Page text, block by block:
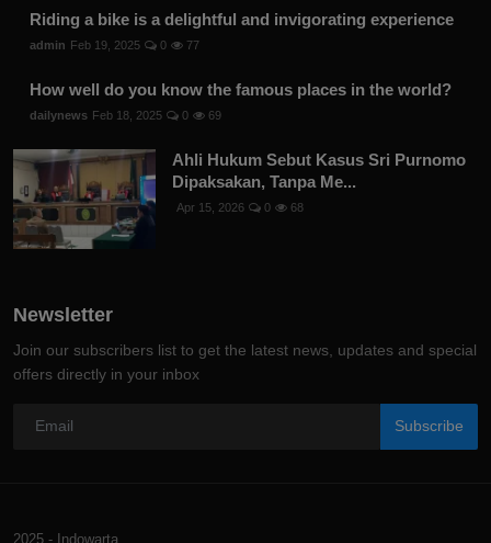
Riding a bike is a delightful and invigorating experience
admin Feb 19, 2025 0 77
How well do you know the famous places in the world?
dailynews Feb 18, 2025 0 69
Ahli Hukum Sebut Kasus Sri Purnomo
Dipaksakan, Tanpa Me...
Apr 15, 2026 0 68
Newsletter
Join our subscribers list to get the latest news, updates and special
offers directly in your inbox
Subscribe
2025 - Indowarta